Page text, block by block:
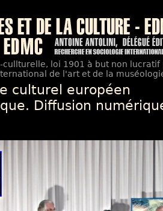
cullturelle, loi 1901 à but non lucratif
de l'art et de la
culturel européen
Diffusion